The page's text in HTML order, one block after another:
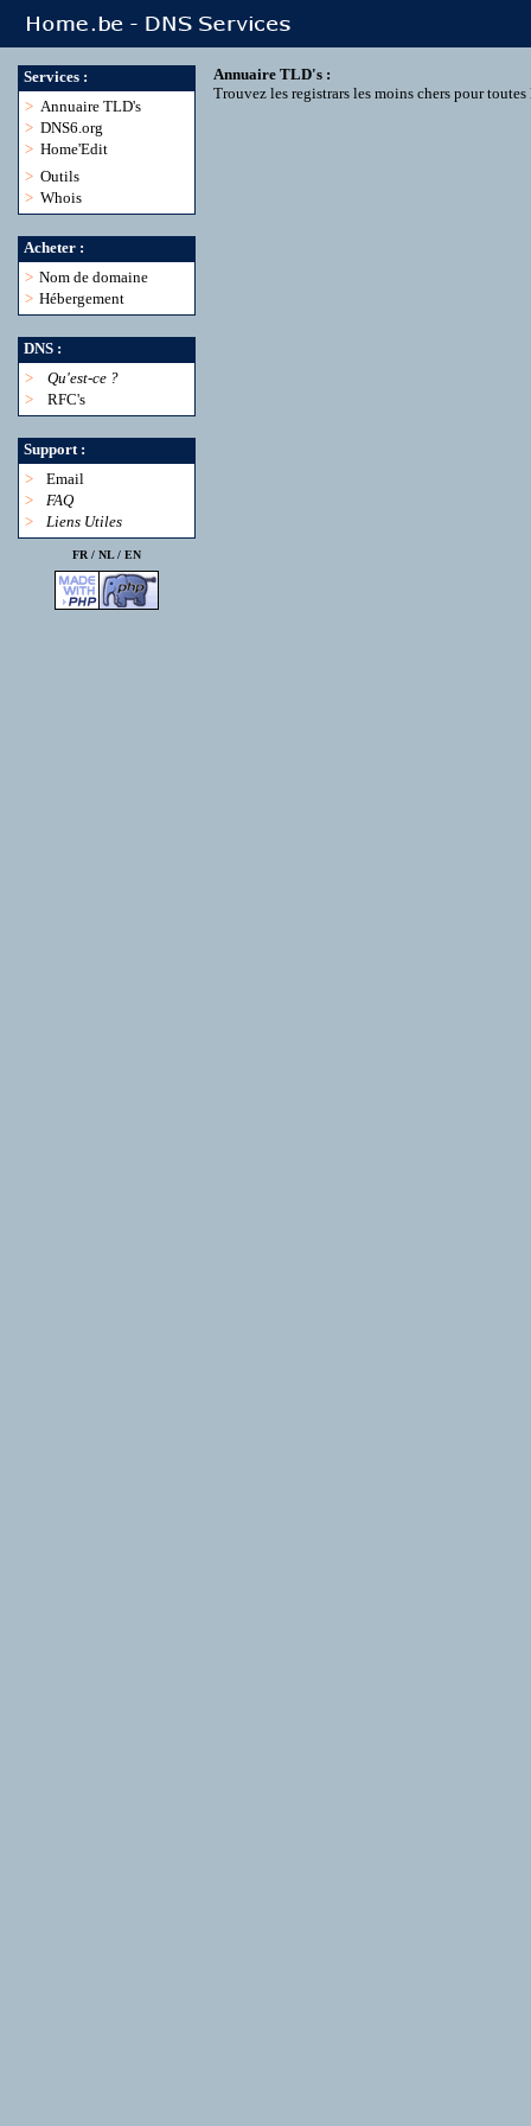
Services :
> Annuaire TLD's
> DNS6.org
> Home'Edit
> Outils
> Whois
Acheter :
> Nom de domaine
> Hébergement
DNS :
>
Qu'est-ce ?
>
RFC's
Support :
>
Email
>
FAQ
>
Liens Utiles
FR / NL/ EN
Annuaire TLD's :
Trouvez les registrars les moins chers pour